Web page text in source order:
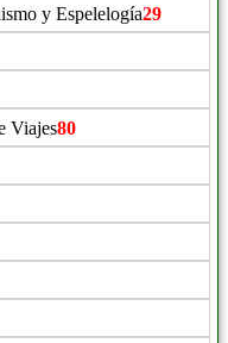
y Espelelogía29
Viajes80